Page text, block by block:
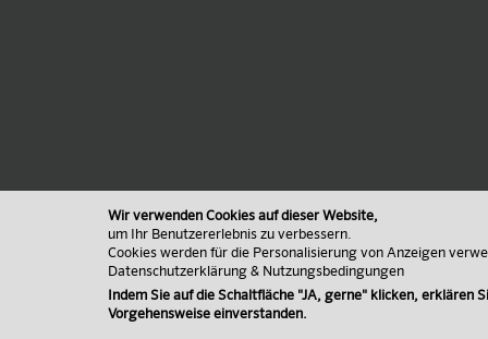
Wir verwenden Cookies auf dieser Website,
um Ihr Benutzererlebnis zu verbessern.
Cookies werden für die Personalisierung von Anzeigen
Datenschutzerklärung & Nutzungsbedingungen
Indem Sie auf die Schaltfläche "JA, gerne" klicken, erklären
Vorgehensweise einverstanden.